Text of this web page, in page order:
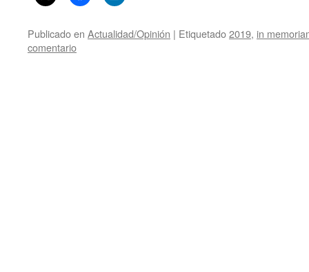
Publicado en Actualidad/Opinión | Etiquetado2019, in
comentario